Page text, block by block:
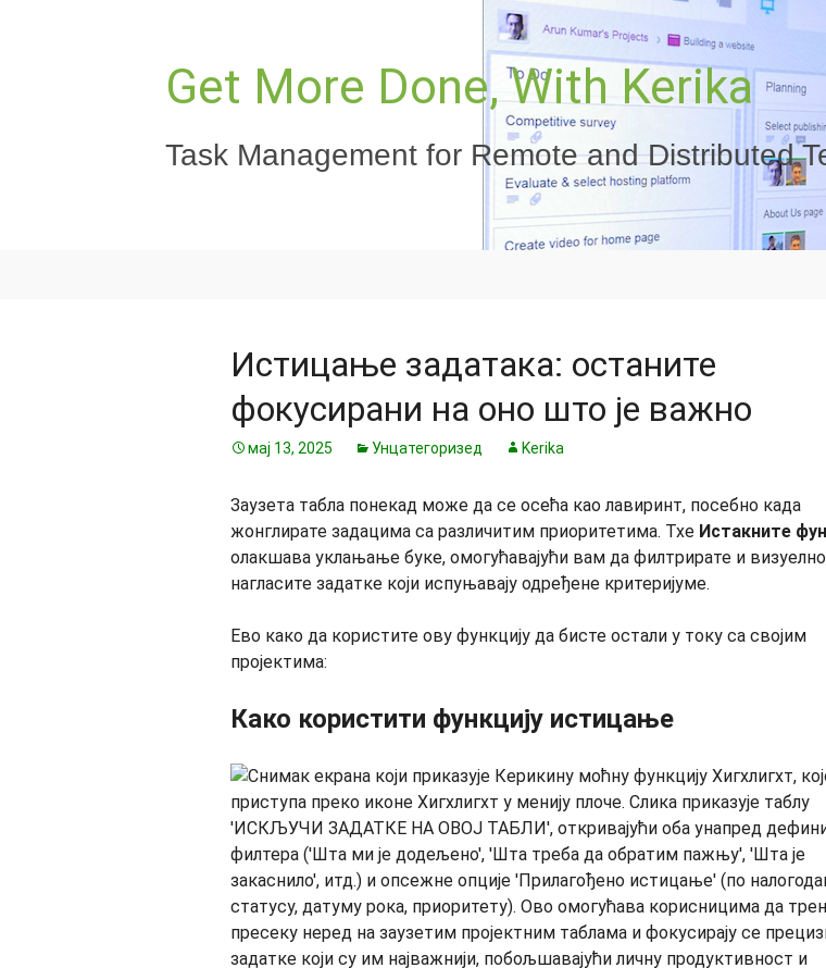
Get More Done, With Kerika
Task Management for Remote and Distributed
Истицање задатака: останите
фокусирани на оно што је важно
мај 13, 2025 Унцатегоризед Kerika
Заузета табла понекад може да се осећа као лавиринт, посебно када
жонглирате задацима са различитим приоритетима. Тхе Истакните
олакшава уклањање буке, омогућавајући вам да филтрирате и визуелно
нагласите задатке који испуњавају одређене критеријуме.
Ево како да користите ову функцију да бисте остали у току са својим
пројектима:
Како користити функцију истицање